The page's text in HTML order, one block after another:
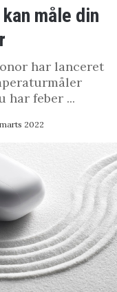
måle din
har lanceret
har feber ...
marts 2022